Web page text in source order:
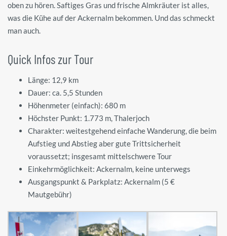
oben zu hören. Saftiges Gras und frische Almkräuter ist alles,
was die Kühe auf der Ackernalm bekommen. Und das schmeckt
man auch.
Quick Infos zur Tour
Länge: 12,9 km
Dauer: ca. 5,5 Stunden
Höhenmeter (einfach): 680 m
Höchster Punkt: 1.773 m, Thalerjoch
Charakter: weitestgehend einfache Wanderung, die beim
Aufstieg und Abstieg aber gute Trittsicherheit
voraussetzt; insgesamt mittelschwere Tour
Einkehrmöglichkeit: Ackernalm, keine unterwegs
Ausgangspunkt & Parkplatz: Ackernalm (5 €
Mautgebühr)